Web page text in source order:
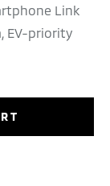
Link
EV-priority